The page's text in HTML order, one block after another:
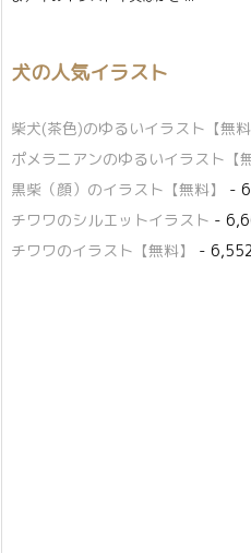
犬の人気イラスト
柴犬(茶色)のゆるいイラスト【無料
ポメラニアンのゆるいイラスト【無
黒柴（顔）のイラスト【無料】
-
チワワのシルエットイラスト -
チワワのイラスト【無料】
-